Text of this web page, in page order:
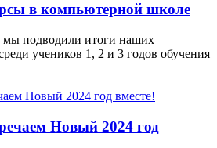
в компьютерной школе
мы подводили итоги наших
учеников 1, 2 и 3 годов обучения
Новый 2024 год